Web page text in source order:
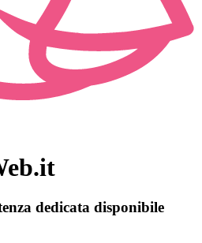
dedicata disponibile